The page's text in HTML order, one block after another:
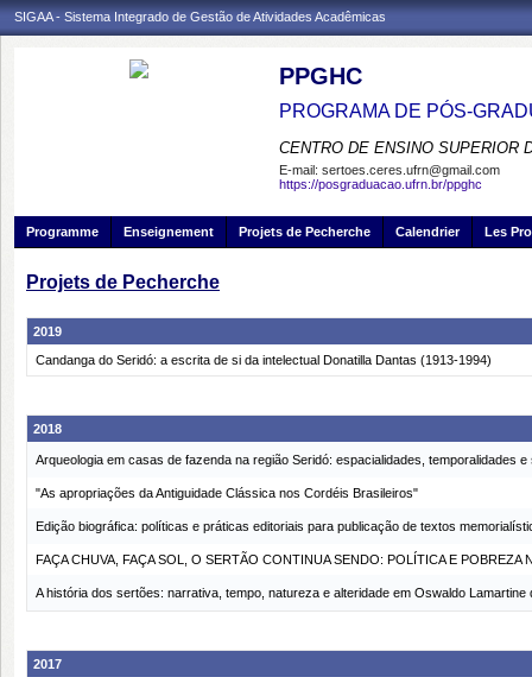
SIGAA - Sistema Integrado de Gestão de Atividades Acadêmicas
PPGHC
PROGRAMA DE PÓS-
CENTRO DE ENSINO SUPERIOR
E-mail: sertoes.ceres.ufrn@gmail.com
https://posgraduacao.ufrn.br/ppghc
Programme Enseignement Projets de Pecherche Calendrier Les
Projets de Pecherche
2019
Candanga do Seridó: a escrita de si da intelectual Donatilla Dantas (1913-1994)
2018
Arqueologia em casas de fazenda na região Seridó: espacialidades, temporalidades
"As apropriações da Antiguidade Clássica nos Cordéis Brasileiros"
Edição biográfica: políticas e práticas editoriais para publicação de textos
FAÇA CHUVA, FAÇA SOL, O SERTÃO CONTINUA SENDO: POLÍTICA E
A história dos sertões: narrativa, tempo, natureza e alteridade em Oswaldo
2017